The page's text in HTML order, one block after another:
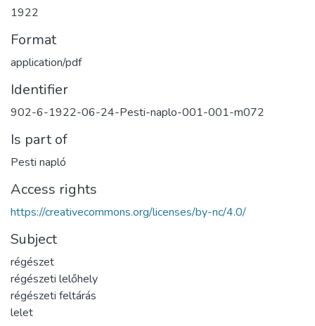
1922
Format
application/pdf
Identifier
902-6-1922-06-24-Pesti-naplo-001-001-m072
Is part of
Pesti napló
Access rights
https://creativecommons.org/licenses/by-nc/4.0/
Subject
régészet
régészeti lelőhely
régészeti feltárás
lelet